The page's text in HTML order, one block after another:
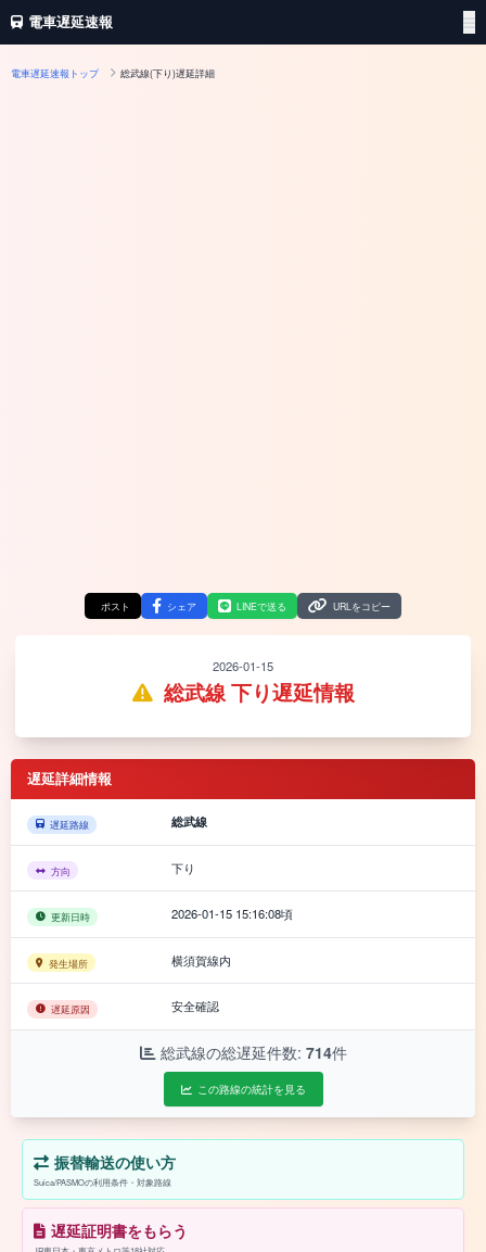
電車遅延速報
電車遅延速報トップ 総武線(下り)遅延詳細
ポスト シェア LINEで送る URLをコピー
2026-01-15
総武線 下り遅延情報
遅延詳細情報
遅延路線 総武線
方向 下り
更新日時 2026-01-15 15:16:08頃
発生場所 横須賀線内
遅延原因 安全確認
総武線の総遅延件数: 714件
この路線の統計を見る
振替輸送の使い方
Suica/PASMOの利用条件・対象路線
遅延証明書をもらう